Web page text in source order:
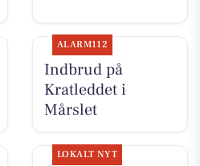
ALARM112
Indbrud på
Kratleddet i
Mårslet
LOKALT NYT